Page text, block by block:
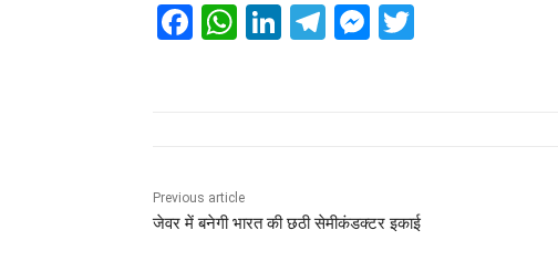
F
o
o
W
p
p
Li
T
M
er
Previous article
जेवर में बनेगी भारत की छठी सेमीकंडक्टर इकाई